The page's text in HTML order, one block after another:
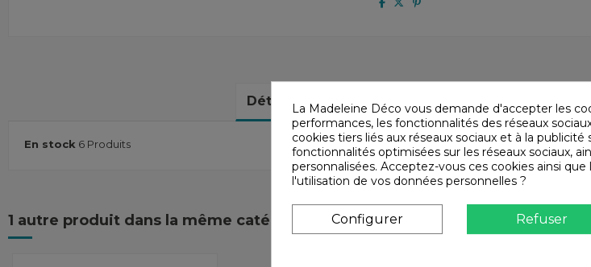
Détails du produit Infos livraisons
En stock 6 Produits
1 autre produit dans la même catégorie :
La Madeleine Déco vous demande d'accepter les
performances, les fonctionnalités des réseaux
cookies tiers liés aux réseaux sociaux et à la
fonctionnalités optimisées sur les réseaux sociaux,
personnalisées. Acceptez-vous ces cookies ainsi que
l'utilisation de vos données personnelles ?
Configurer Refuser